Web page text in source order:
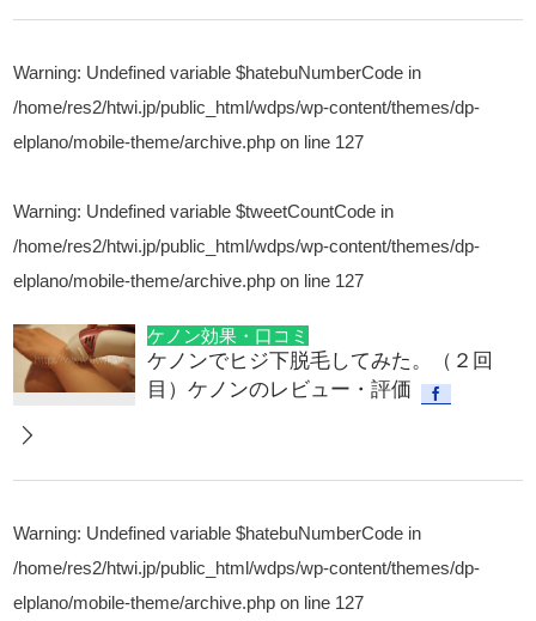
Warning: Undefined variable $hatebuNumberCode in
/home/res2/htwi.jp/public_html/wdps/wp-content/themes/dp-
elplano/mobile-theme/archive.php on line 127
Warning: Undefined variable $tweetCountCode in
/home/res2/htwi.jp/public_html/wdps/wp-content/themes/dp-
elplano/mobile-theme/archive.php on line 127
ケノン効果・口コミ
ケノンでヒジ下脱毛してみた。（２回
目）ケノンのレビュー・評価
Warning: Undefined variable $hatebuNumberCode in
/home/res2/htwi.jp/public_html/wdps/wp-content/themes/dp-
elplano/mobile-theme/archive.php on line 127